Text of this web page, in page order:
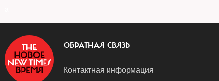
ОБРАТНАЯ СВЯЗЬ
Контактная информация